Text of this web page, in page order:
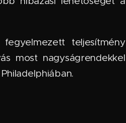
teljesítmény
most nagyságrendekkel